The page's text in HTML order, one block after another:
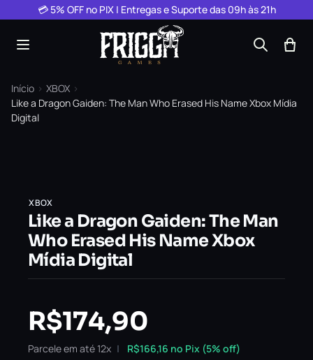
Pular para o conteúdo
💳 5% OFF no PIX | Entregas e Suporte das 09h às 21h
Início › XBOX ›
Like a Dragon Gaiden: The Man Who Erased His Name Xbox Mídia
Digital
XBOX
Like a Dragon Gaiden: The Man
Who Erased His Name Xbox
Mídia Digital
R$174,90
Parcele em até 12x R$166,16 no Pix (5% off)